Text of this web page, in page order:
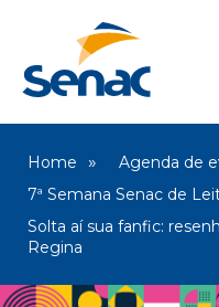
Home Agenda de
7ª Semana Senac de
Solta aí sua fanfic:
Regina